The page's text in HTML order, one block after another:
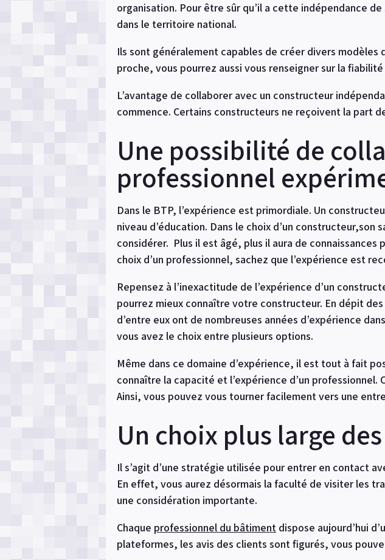
organisation. Pour être sûr qu’il a cette indépendance
dans le territoire national.
Ils sont généralement capables de créer divers
proche, vous pourrez aussi vous renseigner sur la
L’avantage de collaborer avec un constructeur
commence. Certains constructeurs ne reçoivent la part
Une possibilité de
professionnel
Dans le BTP, l’expérience est primordiale. Un
niveau d’éducation. Dans le choix d’un
considérer. Plus il est âgé, plus il aura de
choix d’un professionnel, sachez que l’expérience est
Repensez à l’inexactitude de l’expérience d’un
pourrez mieux connaître votre constructeur. En dépit
d’entre eux ont de nombreuses années d’expérience
vous avez le choix entre plusieurs options.
Même dans ce domaine d’expérience, il est tout à fait
connaître la capacité et l’expérience d’un
Ainsi, vous pouvez vous tourner facilement vers une
Un choix plus large
Il s’agit d’une stratégie utilisée pour entrer en contact
En effet, vous aurez désormais la faculté de visiter les
une considération importante.
Chaque professionnel du bâtiment dispose aujourd’hui
plateformes, les avis des clients sont figurés, vous